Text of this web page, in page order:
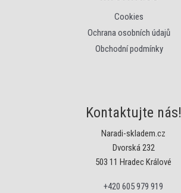
Cookies
Ochrana osobních údajů
Obchodní podmínky
Kontaktujte nás!
Naradi-skladem.cz
Dvorská 232
503 11 Hradec Králové
+420 605 979 919